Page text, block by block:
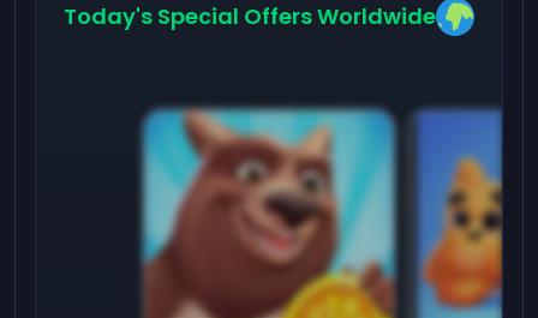
Today's Special Offers Worldwide